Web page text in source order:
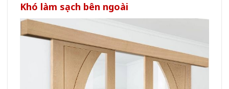
Khó làm sạch bên ngoài